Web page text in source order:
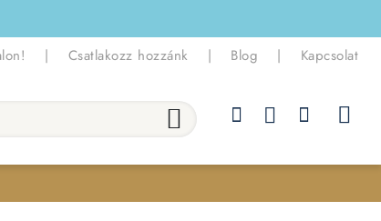
| Csatlakozz hozzánk | Blog | Kapcsolat